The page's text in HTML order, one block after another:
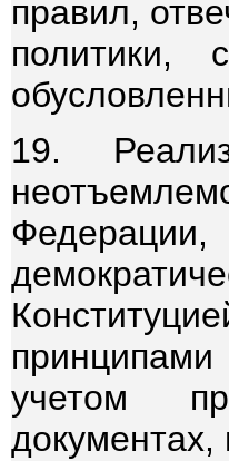
правил,
политики,
19.
Федерации,
учетом